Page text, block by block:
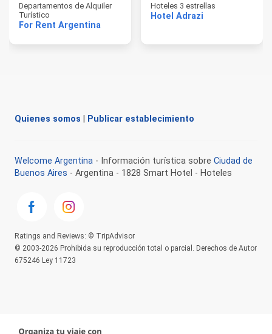
Departamentos de Alquiler
Turístico
For Rent Argentina
Hoteles 3 estrellas
Hotel Adrazi
Quienes somos Publicar establecimiento
Welcome Argentina - Información turística sobre Ciudad de
Buenos Aires - Argentina - 1828 Smart Hotel - Hoteles
Ratings and Reviews: © TripAdvisor
© 2003-2026 Prohibida su reproducción total o parcial. Derechos de Autor
675246 Ley 11723